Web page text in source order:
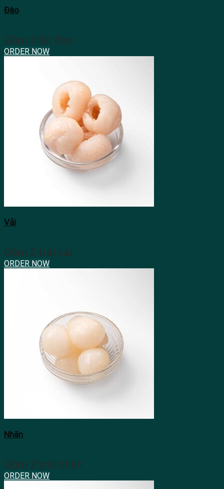
Đào
Gồm 3 lát đào
ORDER NOW
Vải
Gồm 2 trái vải
ORDER NOW
Nhãn
Gồm 2 trái nhãn
ORDER NOW